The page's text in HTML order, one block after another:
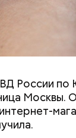
России
Москвы.
в
статье